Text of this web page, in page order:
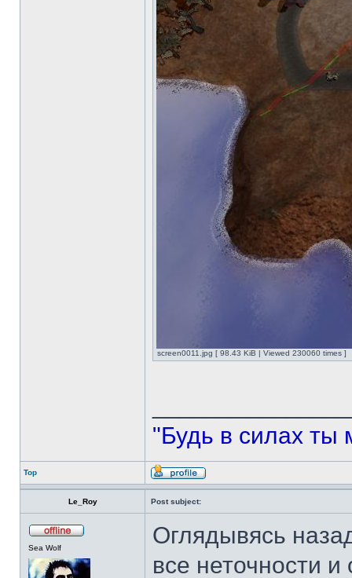
screen0011.jpg [ 98.43 KiB | Viewed 230060 times ]
"Будь в силах ты
Top
Le_Roy Post subject:
Sea Wolf
Оглядывясь
все неточности